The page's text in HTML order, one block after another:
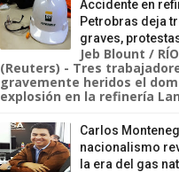
Accidente en
Petrobras deja
graves,
Jeb Blount / RÍO
(Reuters) - Tres
gravemente heridos el
explosión en la refinería
Carlos
nacionalismo
la era del gas